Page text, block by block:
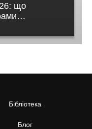
що
Бібліотека
Блог